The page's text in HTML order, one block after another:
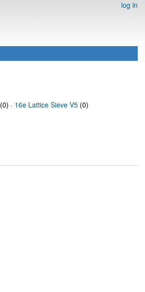
log in
(0) · 16e Lattice Sieve V5 (0)